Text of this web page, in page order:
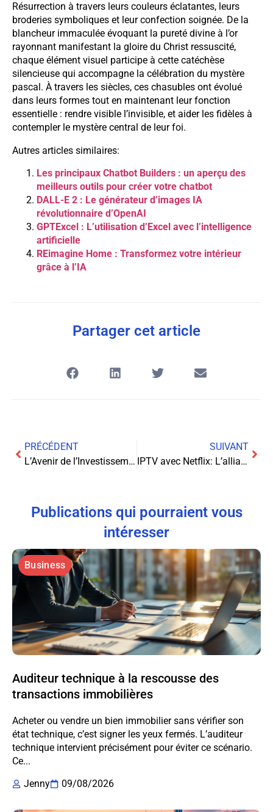
Résurrection à travers leurs couleurs éclatantes, leurs
broderies symboliques et leur confection soignée. De la
blancheur immaculée évoquant la pureté divine à l’or
rayonnant manifestant la gloire du Christ ressuscité,
chaque élément visuel participe à cette catéchèse
silencieuse qui accompagne la célébration du mystère
pascal. À travers les siècles, ces chasubles ont évolué
dans leurs formes tout en maintenant leur fonction
essentielle : rendre visible l’invisible, et aider les fidèles à
contempler le mystère central de leur foi.
Autres articles similaires:
Les principaux Chatbot Builders : un aperçu des
meilleurs outils pour créer votre chatbot
DALL-E 2 : Le générateur d’images IA
révolutionnaire d’OpenAI
GPTExcel : L’utilisation d’Excel avec l’intelligence
artificielle
REimagine Home : Transformez votre intérieur
grâce à l’IA
Partager cet article
PRÉCÉDENT
L’Avenir de l’Investissement en Cryptomonnaies: Quand IA et Blockchain Transforment le Marché
SUIVANT
IPTV avec Netflix: L’alliance controversée qui révolutionne le streaming
Publications qui pourraient vous
intéresser
Business
Auditeur technique à la rescousse des
transactions immobilières
Acheter ou vendre un bien immobilier sans vérifier son
état technique, c’est signer les yeux fermés. L’auditeur
technique intervient précisément pour éviter ce scénario.
Ce...
Jenny
09/08/2026